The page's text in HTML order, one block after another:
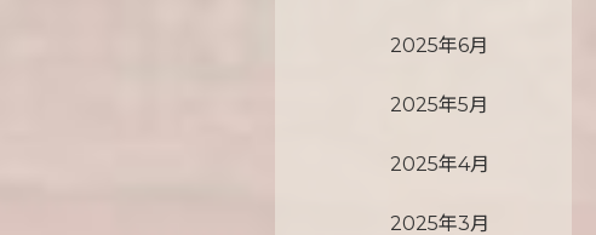
2025年6月
2025年5月
2025年4月
2025年3月